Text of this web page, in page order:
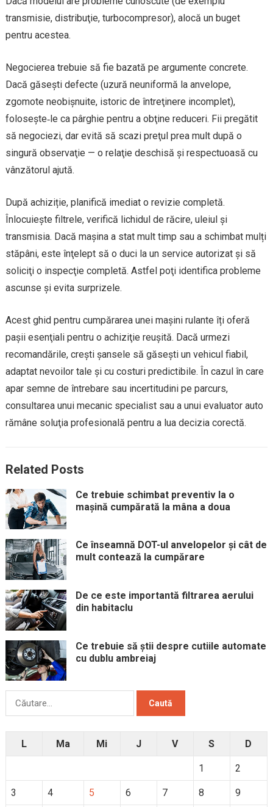
transmisie, distribuţie, turbocompresor), alocă un buget
pentru acestea.
Negocierea trebuie să fie bazată pe argumente concrete.
Dacă găsești defecte (uzură neuniformă la anvelope,
zgomote neobișnuite, istoric de întreţinere incomplet),
folosește‑le ca pârghie pentru a obţine reduceri. Fii pregătit
să negociezi, dar evită să scazi preţul prea mult după o
singură observaţie — o relaţie deschisă şi respectuoasă cu
vânzătorul ajută.
După achiziție, planifică imediat o revizie completă.
Înlocuieşte filtrele, verifică lichidul de răcire, uleiul şi
transmisia. Dacă mașina a stat mult timp sau a schimbat mulți
stăpâni, este înţelept să o duci la un service autorizat şi să
soliciţi o inspecţie completă. Astfel poţi identifica probleme
ascunse şi evita surprizele.
Acest ghid pentru cumpărarea unei mașini rulante îți oferă
paşii esenţiali pentru o achiziţie reuşită. Dacă urmezi
recomandările, crești şansele să găseşti un vehicul fiabil,
adaptat nevoilor tale şi cu costuri predictibile. În cazul în care
apar semne de întrebare sau incertitudini pe parcurs,
consultarea unui mecanic specialist sau a unui evaluator auto
rămâne soluţia profesională pentru a lua decizia corectă.
Related Posts
Ce trebuie schimbat preventiv la o
mașină cumpărată la mâna a doua
Ce înseamnă DOT-ul anvelopelor și cât de
mult contează la cumpărare
De ce este importantă filtrarea aerului
din habitaclu
Ce trebuie să știi despre cutiile automate
cu dublu ambreiaj
Caută
L Ma Mi J V S D
1 2
3 4 5 6 7 8 9